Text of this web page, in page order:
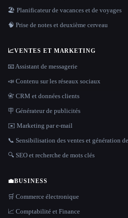
🏖 Planificateur de vacances et de voyages
🧠 Prise de notes et deuxième cerveau
📈VENTES ET MARKETING
📧 Assistant de messagerie
📣 Contenu sur les réseaux sociaux
📇 CRM et données clients
🪧 Générateur de publicités
✉️ Marketing par e-mail
📞 Sensibilisation des ventes et génération
🔍 SEO et recherche de mots clés
💼BUSINESS
🛒 Commerce électronique
📈 Comptabilité et Finance